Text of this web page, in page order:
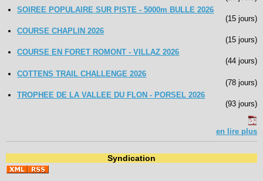
SOIREE POPULAIRE SUR PISTE - 5000m BULLE 2026
(15 jours)
COURSE CHAPLIN 2026
(15 jours)
COURSE EN FORET ROMONT - VILLAZ 2026
(44 jours)
COTTENS TRAIL CHALLENGE 2026
(78 jours)
TROPHEE DE LA VALLEE DU FLON - PORSEL 2026
(93 jours)
en lire plus
Syndication